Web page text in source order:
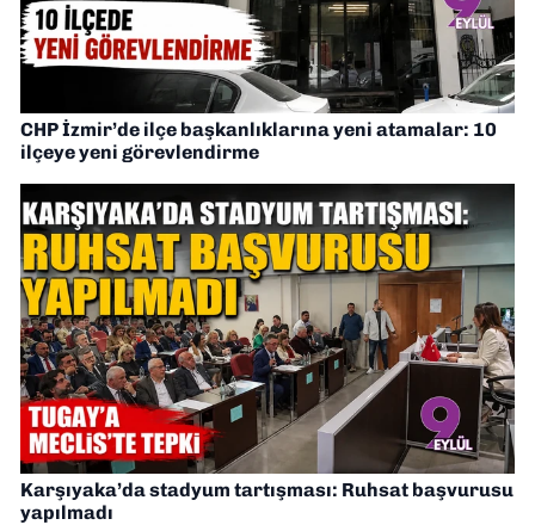
CHP İzmir’de ilçe başkanlıklarına yeni atamalar: 10
ilçeye yeni görevlendirme
Karşıyaka’da stadyum tartışması: Ruhsat başvurusu
yapılmadı